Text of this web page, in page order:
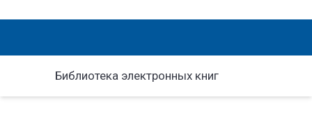
Библиотека электронных книг